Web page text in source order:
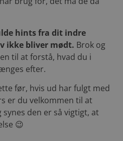
hints fra dit indre
ikke bliver mødt. Brok og
til at forstå, hvad du i
efter.
før, hvis ud har fulgt med
er du velkommen til at
synes den er så vigtigt, at
😉